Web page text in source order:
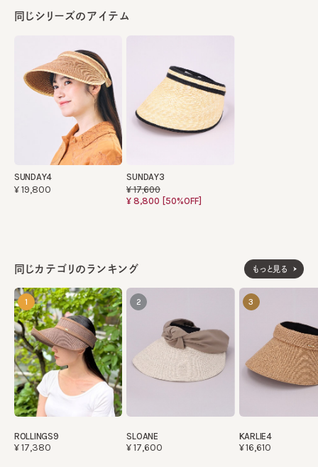
同じシリーズのアイテム
SUNDAY4
¥19,800
SUNDAY3
¥17,600
¥8,800 [50%OFF]
同じカテゴリのランキング もっと見る
1
ROLLINGS9
¥17,380
2
SLOANE
¥17,600
3
KARLIE4
¥16,610